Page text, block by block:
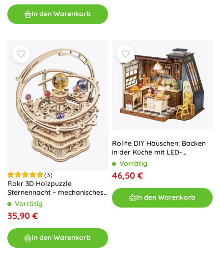
In den Warenkorb
(3)
Rokr 3D Holzpuzzle
Sternennacht – mechanisches
Planetarium mit Spieluhr
Vorrätig
35,90 €
In den Warenkorb
Rolife DIY Häuschen: Backen
in der Küche mit LED-
Beleuchtung, 359 Teile
Vorrätig
46,50 €
In den Warenkorb